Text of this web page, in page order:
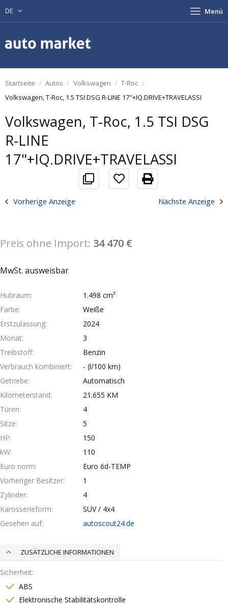
DE Menü
Startseite Autos Volkswagen
T-Roc
Volkswagen, T-Roc, 1.5 TSI DSG R-LINE 17"+IQ.DRIVE+TRAVELASSI
Volkswagen, T-Roc, 1.5 TSI DSG
R-LINE
17"+IQ.DRIVE+TRAVELASSI
Vorherige Anzeige Nächste Anzeige
Preis ohne Import: 34 470 €
MwSt. ausweisbar
Hubraum
1.498 cm³
Farbe
Weiße
Erstzulassung
2024
Monat
3
Treibstoff
Benzin
Verbrauch kombiniert
- (l/100 km)
Getriebe
Automatisch
Kilometerstand
21.655 KM
Türen
4
Sitze
5
HP
150
kW
110
Euro norm
Euro 6d-TEMP
Vorheriger Besitzer
1
Zylinder
4
Karosserieform
SUV / 4x4
Gesehen auf
autoscout24.de
ZUSÄTZLICHE INFORMATIONEN
Sicherheit
ABS
Elektronische Stabilitätskontrolle